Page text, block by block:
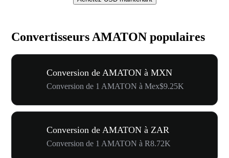
Convertisseurs AMATON populaires
Conversion de AMATON à MXN
Conversion de 1 AMATON à Mex$9.25K
Conversion de AMATON à ZAR
Conversion de 1 AMATON à R8.72K